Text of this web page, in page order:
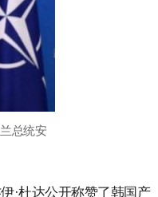
总统安
·杜达公开称赞了韩国产